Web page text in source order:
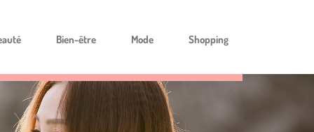
Bien-être Mode Shopping